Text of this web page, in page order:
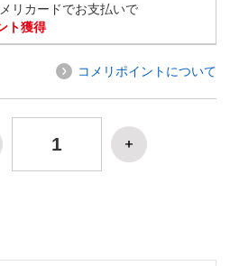
リカードでお支払いで
ト獲得
コメリポイントについて